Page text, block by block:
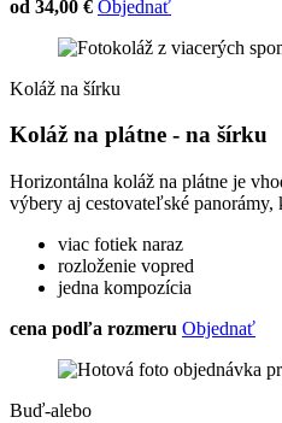
od 34,00 € Objednať
Koláž na šírku
Koláž na plátne - na šírku
Horizontálna koláž na plátne je
výbery aj cestovateľské
viac fotiek naraz
rozloženie vopred
jedna kompozícia
cena podľa rozmeru Objednať
Buď-alebo